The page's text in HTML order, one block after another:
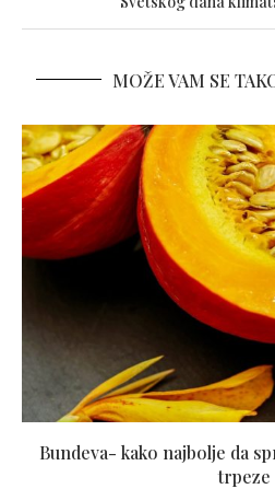
MOŽE VAM SE
Bundeva- kako najbolje da
trpeze